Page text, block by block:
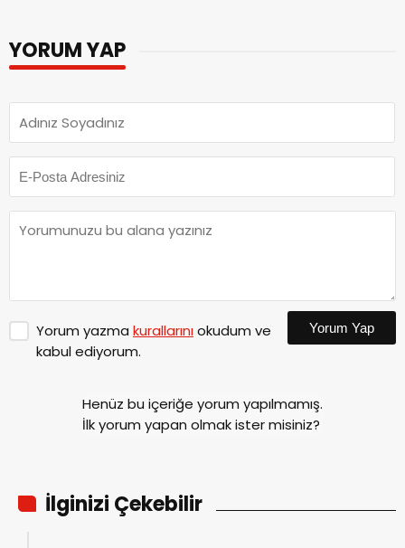
YORUM YAP
Yorum yazma kurallarınıokudum ve
kabul ediyorum.
Yorum Yap
Henüz bu içeriğe yorum yapılmamış.
İlk yorum yapan olmak ister misiniz?
İlginizi Çekebilir